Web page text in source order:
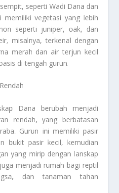
seperti Wadi Dana dan
memiliki vegetasi yang lebih
seperti juniper, oak, dan
misalnya, terkenal dengan
merah dan air terjun kecil
di tengah gurun.
Dana berubah menjadi
rendah, yang berbatasan
Gurun ini memiliki pasir
bukit pasir kecil, kemudian
yang mirip dengan lanskap
menjadi rumah bagi reptil
dan tanaman tahan